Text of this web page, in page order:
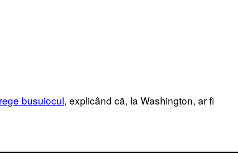
busuiocul, explicând că, la Washington, ar fi